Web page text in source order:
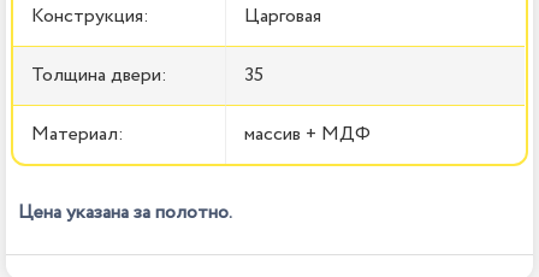
Конструкция: Царговая
Толщина двери: 35
Материал: массив + МДФ
Цена указана за полотно.